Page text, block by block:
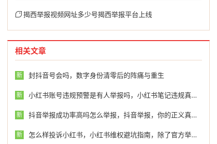
揭西举报视频网址多少号揭西举报平台上线
相关文章
新 封抖音号会吗，数字身份清零后的阵痛与重生
新 小红书账号违规预警是有人举报吗，小红书笔记违规真相，不只是被举报那么简单
新 抖音举报成功率高吗怎么举报，抖音举报，你的正义真的能一键直达吗？
新 怎么样投诉小红书，小红书维权避坑指南，除了官方举报，这个关键渠道多数人不知道